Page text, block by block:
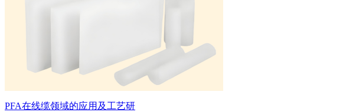
PFA在线缆领域的应用及工艺研